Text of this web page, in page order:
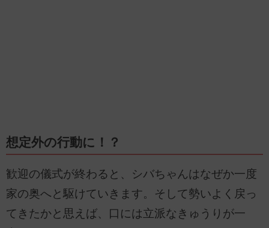
想定外の行動に！？
歓迎の儀式が終わると、シバちゃんはなぜか一度
家の奥へと駆けていきます。そして勢いよく戻っ
てきたかと思えば、口には立派なきゅうりが一